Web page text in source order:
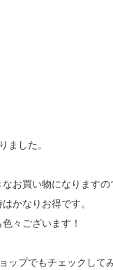
ました。
お買い物になりますの
かなりお得です。
々ございます！
プでもチェックして